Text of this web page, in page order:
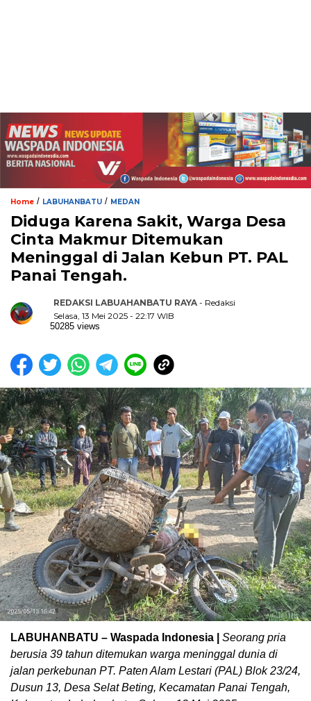
Home / LABUHANBATU / MEDAN
Diduga Karena Sakit, Warga Desa
Cinta Makmur Ditemukan
Meninggal di Jalan Kebun PT. PAL
Panai Tengah.
REDAKSI LABUAHANBATU RAYA - Redaksi
Selasa, 13 Mei 2025 - 22:17 WIB
50285 views
LABUHANBATU – Waspada Indonesia |
Seorang pria
berusia 39 tahun ditemukan warga meninggal dunia di
jalan perkebunan PT. Paten Alam Lestari (PAL) Blok 23/24,
Dusun 13, Desa Selat Beting, Kecamatan Panai Tengah,